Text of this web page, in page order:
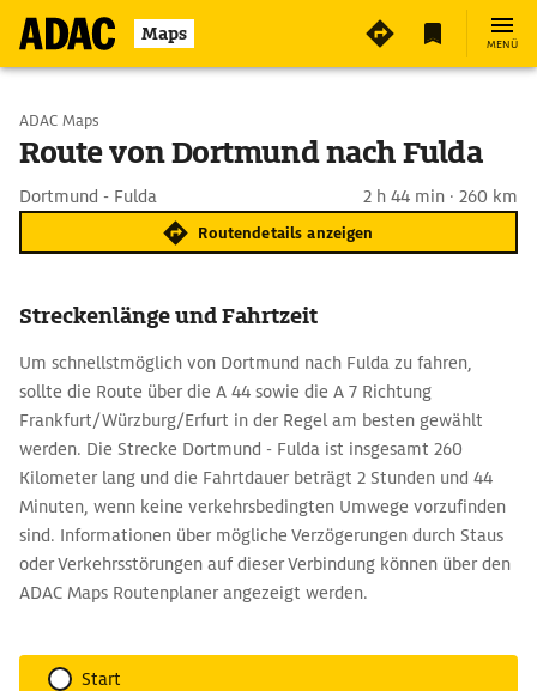
Maps MENÜ
Start wählen
ADAC Maps
Route von Dortmund nach Fulda
Dortmund - Fulda 2 h 44 min · 260 km
Routendetails anzeigen
Streckenlänge und Fahrtzeit
Um schnellstmöglich von Dortmund nach Fulda zu fahren,
sollte die Route über die A 44 sowie die A 7 Richtung
Frankfurt/Würzburg/Erfurt in der Regel am besten gewählt
werden. Die Strecke Dortmund - Fulda ist insgesamt 260
Kilometer lang und die Fahrtdauer beträgt 2 Stunden und 44
Minuten, wenn keine verkehrsbedingten Umwege vorzufinden
sind. Informationen über mögliche Verzögerungen durch Staus
oder Verkehrsstörungen auf dieser Verbindung können über den
ADAC Maps Routenplaner angezeigt werden.
Start